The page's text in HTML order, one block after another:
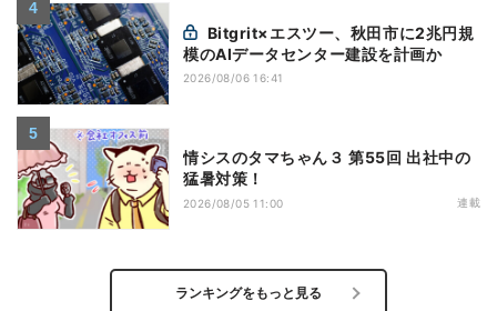
模のAIデータセンター建設を計画か
2026/08/06 16:41
情シスのタマちゃん３ 第55回 出社中の
猛暑対策！
2026/08/05 11:00 連載
ランキングをもっと見る